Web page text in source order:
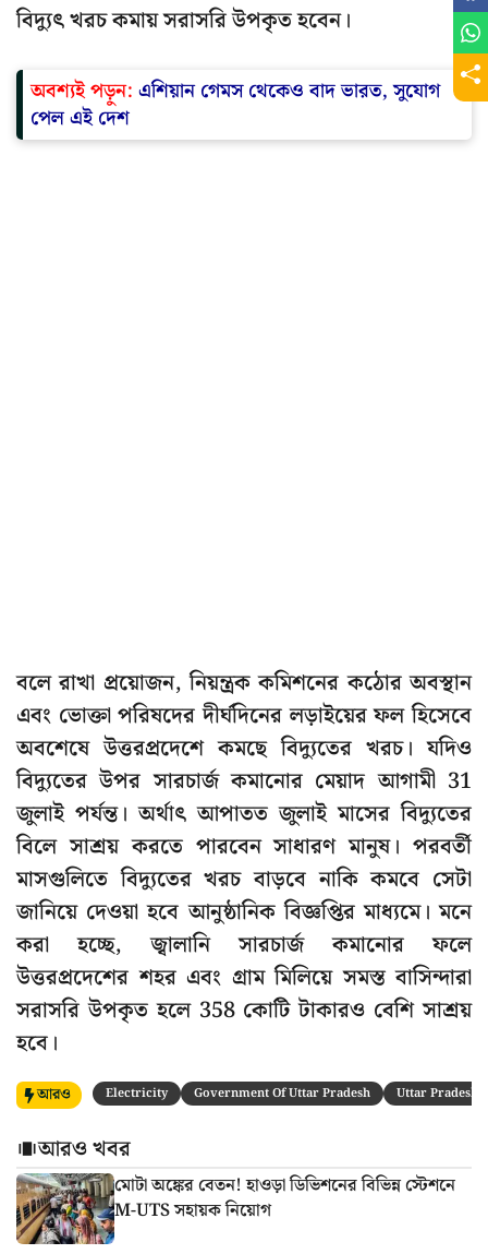
বিদ্যুৎ খরচ কমায় সরাসরি উপকৃত হবেন।
অবশ্যই পড়ুন: এশিয়ান গেমস থেকেও বাদ ভারত, সুযোগ
পেল এই দেশ
বলে রাখা প্রয়োজন, নিয়ন্ত্রক কমিশনের কঠোর অবস্থান
এবং ভোক্তা পরিষদের দীর্ঘদিনের লড়াইয়ের ফল হিসেবে
অবশেষে উত্তরপ্রদেশে কমছে বিদ্যুতের খরচ। যদিও
বিদ্যুতের উপর সারচার্জ কমানোর মেয়াদ আগামী 31
জুলাই পর্যন্ত। অর্থাৎ আপাতত জুলাই মাসের বিদ্যুতের
বিলে সাশ্রয় করতে পারবেন সাধারণ মানুষ। পরবর্তী
মাসগুলিতে বিদ্যুতের খরচ বাড়বে নাকি কমবে সেটা
জানিয়ে দেওয়া হবে আনুষ্ঠানিক বিজ্ঞপ্তির মাধ্যমে। মনে
করা হচ্ছে, জ্বালানি সারচার্জ কমানোর ফলে
উত্তরপ্রদেশের শহর এবং গ্রাম মিলিয়ে সমস্ত বাসিন্দারা
সরাসরি উপকৃত হলে 358 কোটি টাকারও বেশি সাশ্রয়
হবে।
আরও Electricity Government Of Uttar Pradesh Uttar Pradesh
আরও খবর
মোটা অঙ্কের বেতন! হাওড়া ডিভিশনের বিভিন্ন স্টেশনে
M-UTS সহায়ক নিয়োগ